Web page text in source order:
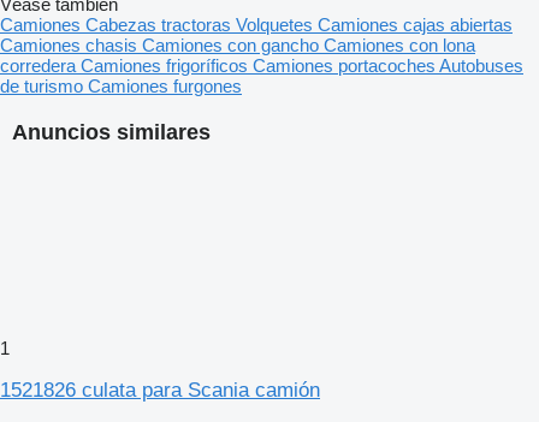
Anuncios similares
1
1521826 culata para Scania camión
Véase también
Camiones Cabezas tractoras Volquetes Camiones cajas abiertas
Camiones chasis Camiones con gancho Camiones con lona
corredera Camiones frigoríficos Camiones portacoches Autobuses
de turismo Camiones furgones